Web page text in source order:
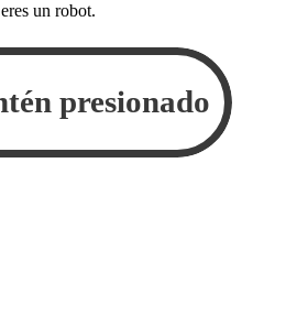
eres un robot.